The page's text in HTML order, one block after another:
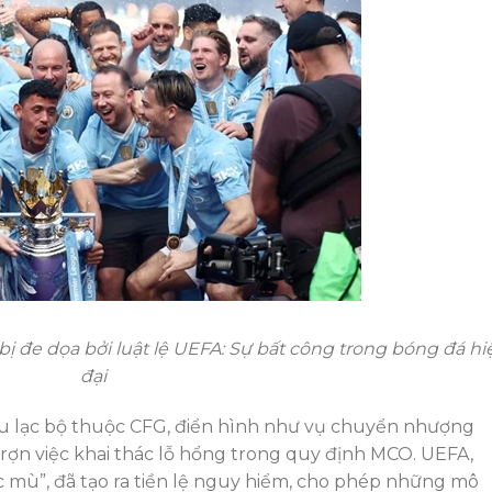
đe dọa bởi luật lệ UEFA: Sự bất công trong bóng đá
đại
lạc bộ thuộc CFG, điển hình như vụ chuyển nhượng
việc khai thác lỗ hổng trong quy định MCO. UEFA,
đã tạo ra tiền lệ nguy hiểm, cho phép những mô